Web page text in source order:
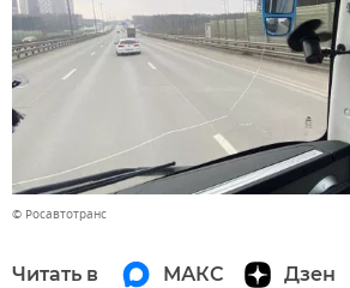
© Росавтотранс
Читать в МАКС Дзен